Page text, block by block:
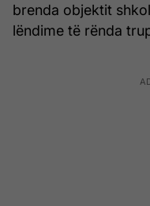
brenda objektit
lëndime të rënda